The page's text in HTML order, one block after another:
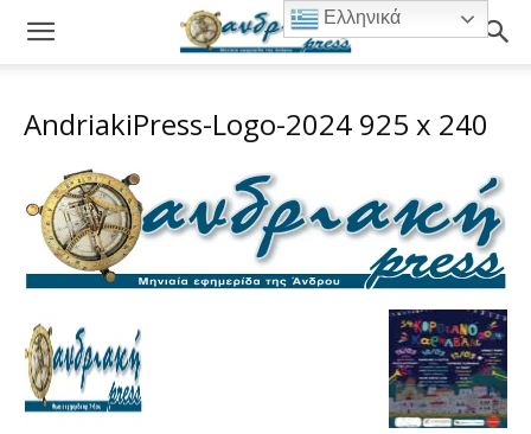
AndriakiPress-Logo-2024 925 x 240
Ελληνικά